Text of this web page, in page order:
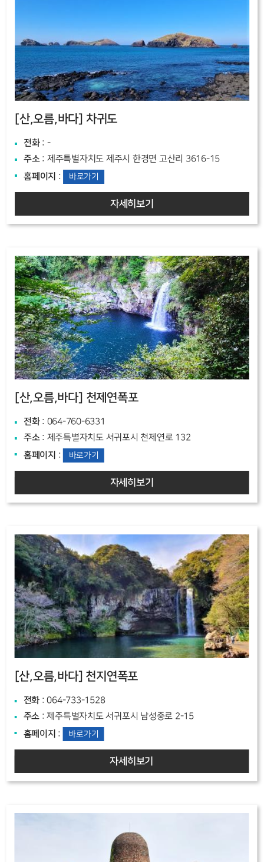
[산,오름,바다] 차귀도
전화: -
주소: 제주특별자치도 제주시 한경면 고산리 3616-15
홈페이지 : 바로가기
자세히보기
[산,오름,바다] 천제연폭포
전화: 064-760-6331
주소: 제주특별자치도 서귀포시 천제연로 132
홈페이지 : 바로가기
자세히보기
[산,오름,바다] 천지연폭포
전화 : 064-733-1528
주소 : 제주특별자치도 서귀포시 남성중로 2-15
홈페이지 : 바로가기
자세히보기